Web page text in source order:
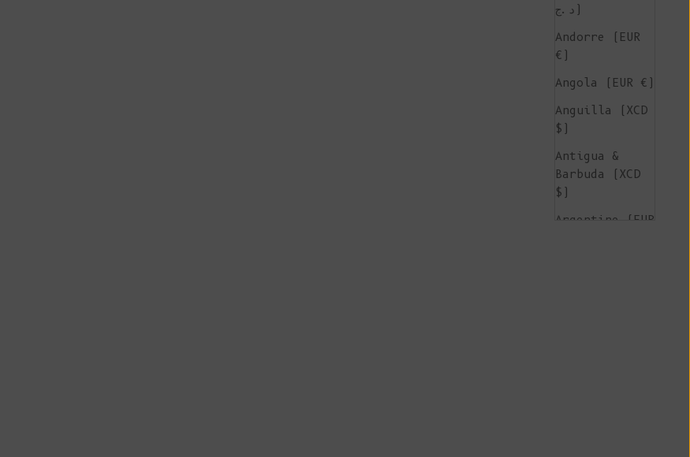
د.ج)
Andorre (EUR
€)
Angola (EUR €)
Anguilla (XCD
$)
Antigua &
Barbuda (XCD
$)
Argentine (EUR